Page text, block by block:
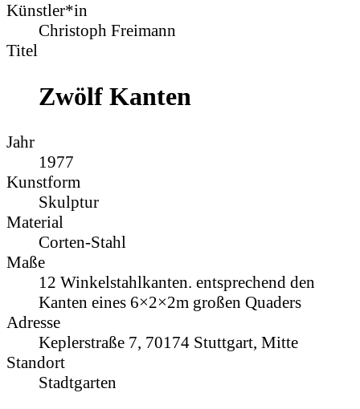
Künstler*in
Christoph Freimann
Titel
Zwölf Kanten
Jahr
1977
Kunstform
Skulptur
Material
Corten-Stahl
Maße
12 Winkelstahlkanten. entsprechend den
Kanten eines 6×2×2m großen Quaders
Adresse
Keplerstraße 7, 70174 Stuttgart, Mitte
Standort
Stadtgarten